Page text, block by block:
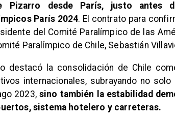
Pizarro desde París, justo antes
París 2024. El contrato para
del Comité Paralímpico de las
Paralímpico de Chile, Sebastián
destacó la consolidación de Chile
internacionales, subrayando no
2023, sino también la estabilidad
sistema hotelero y carreteras.